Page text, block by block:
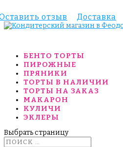
отзыв Доставка
БЕНТО ТОРТЫ
ПИРОЖНЫЕ
ПРЯНИКИ
ТОРТЫ В НАЛИЧИИ
ТОРТЫ НА ЗАКАЗ
МАКАРОН
КУЛИЧИ
ЭКЛЕРЫ
Выбрать страницу